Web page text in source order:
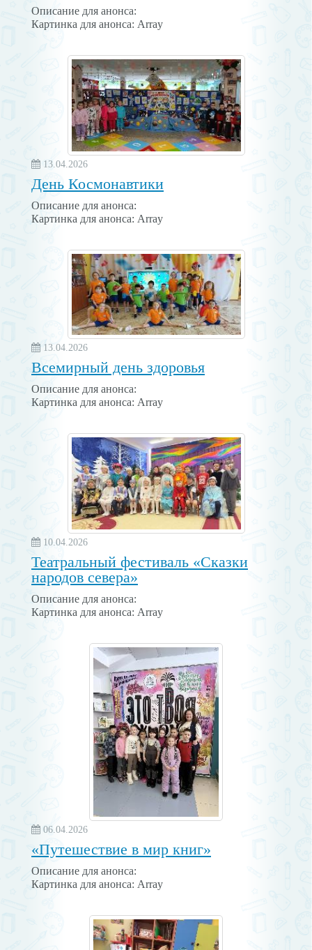
Описание для анонса:
Картинка для анонса: Array
13.04.2026
День Космонавтики
Описание для анонса:
Картинка для анонса: Array
13.04.2026
Всемирный день здоровья
Описание для анонса:
Картинка для анонса: Array
10.04.2026
Театральный фестиваль «Сказки
народов севера»
Описание для анонса:
Картинка для анонса: Array
06.04.2026
«Путешествие в мир книг»
Описание для анонса:
Картинка для анонса: Array